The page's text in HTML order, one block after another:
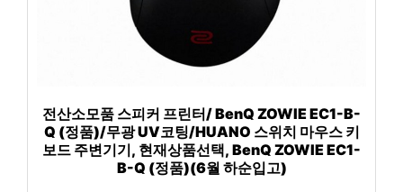
전산소모품 스피커 프린터/ BenQ ZOWIE EC1-B-
Q (정품)/무광 UV코팅/HUANO 스위치 마우스 키
보드 주변기기, 현재상품선택, BenQ ZOWIE EC1-
B-Q (정품)(6월 하순입고)